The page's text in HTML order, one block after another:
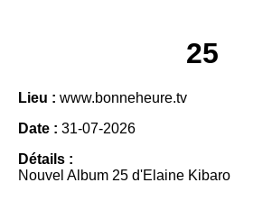
25
Lieu : www.bonneheure.tv
Date : 31-07-2026
Détails :
Nouvel Album 25 d'Elaine Kibaro